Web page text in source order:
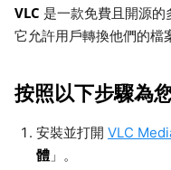
VLC 是一款免費且開源的
它允許用戶轉換他們的檔
按照以下步驟為
安裝並打開 VLC
體 」。